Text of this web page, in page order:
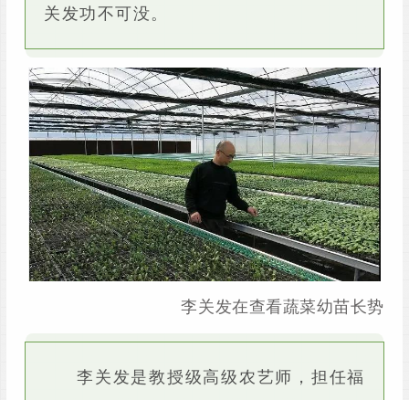
关发功不可没。
李关发在查看蔬菜幼苗长势
李关发是教授级高级农艺师，担任福